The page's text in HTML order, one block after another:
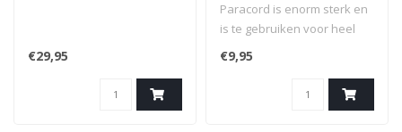
€29,95
Paracord is enorm sterk en
is te gebruiken voor heel
veel toepassingen.
€9,95